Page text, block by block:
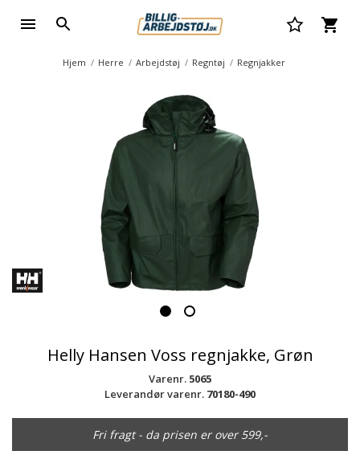
Hjem Herre Arbejdstøj Regntøj Regnjakker
Helly Hansen Voss regnjakke, Grøn
Varenr. 5065
Leverandør varenr. 70180-490
Fri fragt - da prisen er over 599,-